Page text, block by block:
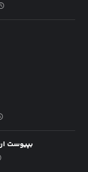
بپیوست